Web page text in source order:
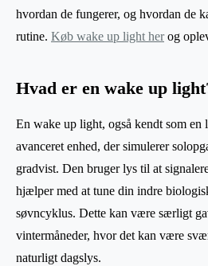
hvordan de fungerer, og hvordan de
rutine. Køb wake up light herog
Hvad er en wake up
En wake up light, også kendt som en
avanceret enhed, der simulerer
gradvist. Den bruger lys til at
hjælper med at tune din indre
søvncyklus. Dette kan være særligt
vintermåneder, hvor det kan være
naturligt dagslys.